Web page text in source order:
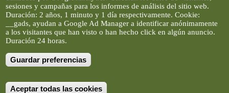
Artículos e imágenes son propiedad de elclickverde ©. No se
permite la difusión de los textos ni imágenes sin permiso de
contenido de este portal. (Ver
sesiones y campañas para los informes de análisis del sitio web.
Duración: 2 años, 1 minuto y 1 día respectivamente. Cookie:
__gads, ayudan a Google Ad Manager a identificar anónimamente
a los visitantes que han visto o han hecho click en algún anuncio.
Duración 24 horas.
Guardar preferencias
Aceptar todas las cookies